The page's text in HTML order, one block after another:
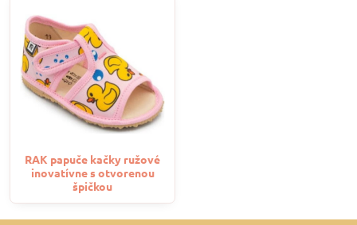
RAK papuče kačky ružové
inovatívne s otvorenou
špičkou